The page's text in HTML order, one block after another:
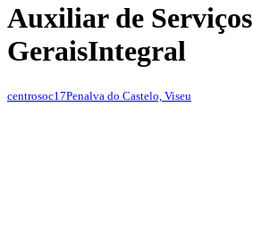
Auxiliar de Serviços
GeraisIntegral
centrosoc17Penalva do Castelo, Viseu